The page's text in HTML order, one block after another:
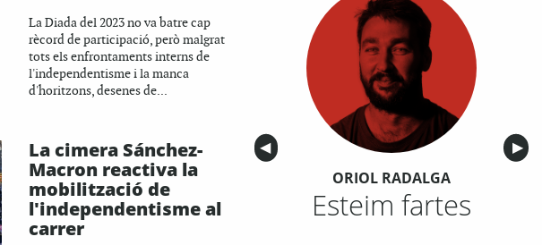
La Diada del 2023 no va batre cap
rècord de participació, però malgrat
tots els enfrontaments interns de
l'independentisme i la manca
d'horitzons, desenes de...
La cimera Sánchez-
Macron reactiva la
mobilització de
l'independentisme al
carrer
Anterior
◀︎ ▶︎
ORIOL RADALGA
Esteim fartes